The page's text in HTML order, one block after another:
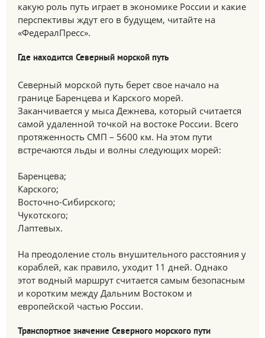
какую роль путь играет в экономике России и какие
перспективы ждут его в будущем, читайте на
«ФедералПресс».
Где находится Северный морской путь
Северный морской путь берет свое начало на
границе Баренцева и Карского морей.
Заканчивается у мыса Дежнева, который считается
самой удаленной точкой на востоке России. Всего
протяженность СМП – 5600 км. На этом пути
встречаются льды и волны следующих морей:
Баренцева;
Карского;
Восточно-Сибирского;
Чукотского;
Лаптевых.
На преодоление столь внушительного расстояния у
кораблей, как правило, уходит 11 дней. Однако
этот водный маршрут считается самым безопасным
и коротким между Дальним Востоком и
европейской частью России.
Транспортное значение Северного морского пути